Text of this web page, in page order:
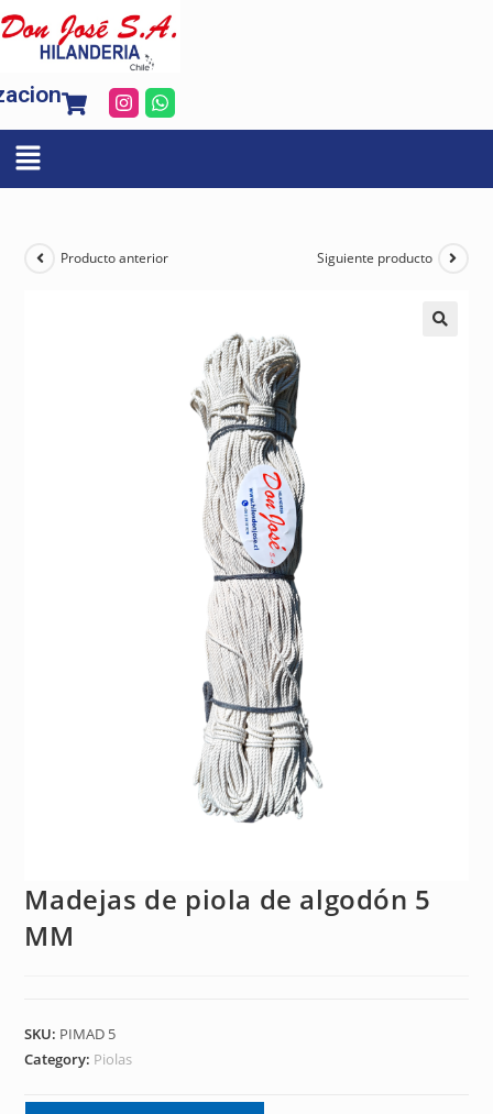
Producto anterior Siguiente producto
Madejas de piola de algodón 5
MM
SKU: PIMAD 5
Category: Piolas